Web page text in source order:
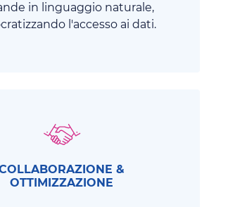
in linguaggio naturale,
l'accesso ai dati.
&
OTTIMIZZAZIONE